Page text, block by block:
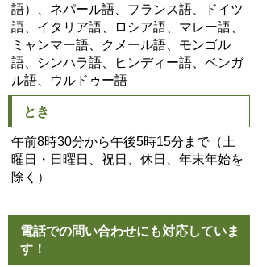
語）、ネパール語、フランス語、ドイツ
語、イタリア語、ロシア語、マレー語、
ミャンマー語、クメール語、モンゴル
語、シンハラ語、ヒンディー語、ベンガ
ル語、ウルドゥー語
とき
午前8時30分から午後5時15分まで（土
曜日・日曜日、祝日、休日、年末年始を
除く）
電話での問い合わせにも対応していま
す！